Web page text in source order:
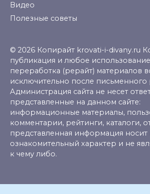
Видео
Полезные советы
© 2026 Копирайт krovati-i-divany.ru
публикация и любое
переработка (рерайт) материалов
исключительно после
Администрация сайта не несет
представленные на данном сайте:
информационные материалы,
комментарии, рейтинги, каталоги,
представленная информация носит
ознакомительный характер и не
к чему либо.